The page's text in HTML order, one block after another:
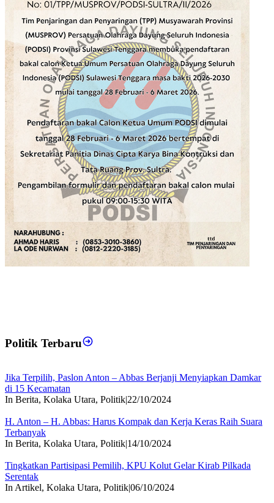
Politik Terbaru
Jika Terpilih, Paslon Anton – Abbas Berjanji Menyiapkan Damkar
di 15 Kecamatan
In Berita, Kolaka Utara, Politik|22/10/2024
H. Anton – H. Abbas: Harus Kompak dan Kerja Keras Raih Suara
Terbanyak
In Berita, Kolaka Utara, Politik|14/10/2024
Tingkatkan Partisipasi Pemilih, KPU Kolut Gelar Kirab Pilkada
Serentak
In Artikel, Kolaka Utara, Politik|06/10/2024